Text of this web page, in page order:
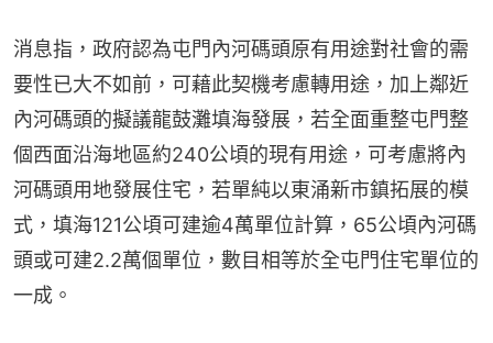
消息指，政府認為屯門內河碼頭原有用途對社會的需
要性已大不如前，可藉此契機考慮轉用途，加上鄰近
內河碼頭的擬議龍鼓灘填海發展，若全面重整屯門整
個西面沿海地區約240公頃的現有用途，可考慮將內
河碼頭用地發展住宅，若單純以東涌新市鎮拓展的模
式，填海121公頃可建逾4萬單位計算，65公頃內河碼
頭或可建2.2萬個單位，數目相等於全屯門住宅單位的
一成。